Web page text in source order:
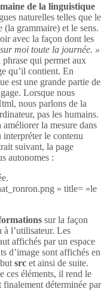
de la linguistique
naturelles telles que le
grammaire) et le sens.
avec la façon dont les
moi toute la journée. »
phrase qui permet aux
qu’il contient. En
est une grande partie de
Lorsque nous
nous parlons de la
pas les humains.
la mesure dans
le contenu
suivant, la page
autonomes :
» title= »le
sur la façon
à l’utilisateur. Les
affichés par un espace
d’image sont affichés en
src et ainsi de suite.
ces éléments, il rend le
finalement déterminée par